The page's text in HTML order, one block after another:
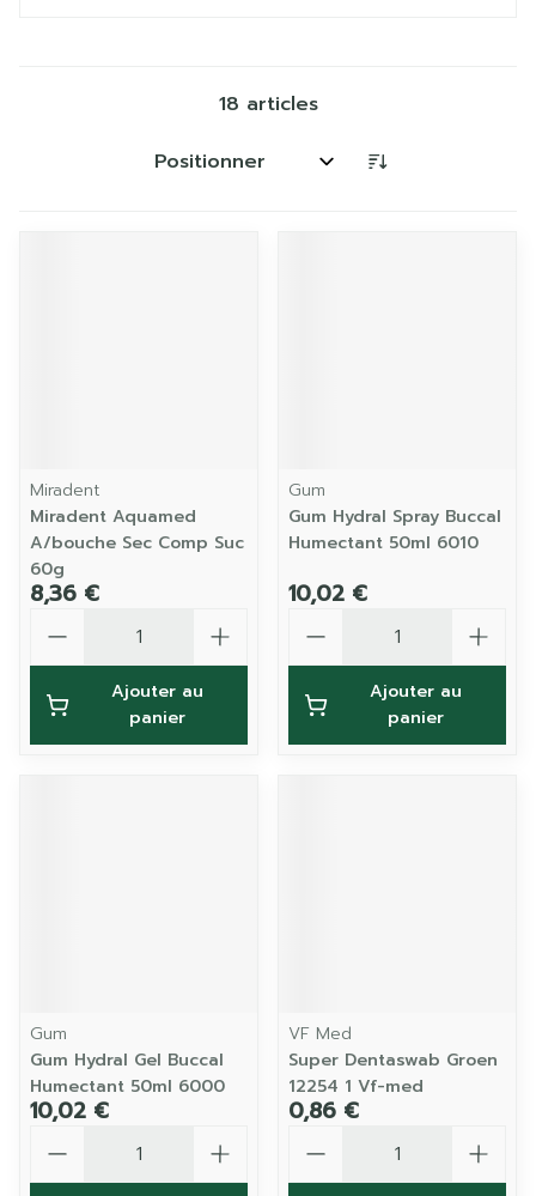
18 articles
Trier par:
Miradent
Miradent Aquamed
A/bouche Sec Comp Suc
60g
8,36 €
Ajouter au
panier
Gum
Gum Hydral Spray Buccal
Humectant 50ml 6010
10,02 €
Ajouter au
panier
Gum
Gum Hydral Gel Buccal
Humectant 50ml 6000
10,02 €
VF Med
Super Dentaswab Groen
12254 1 Vf-med
0,86 €